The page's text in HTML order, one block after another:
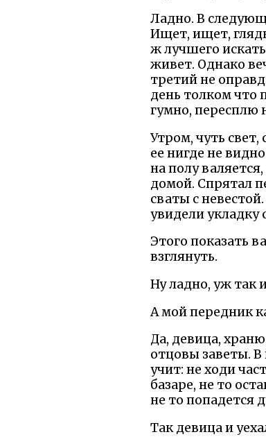
Ладно. В
Ищет, ищет,
ж лучшего
живет. Однако
третий не
день толком что
гумно, пересплю
Утром, чуть
ее нигде не
на полу
домой. Спрятал
сваты с
увидели
Этого показать
взглянуть.
Ну ладно, уж так
А мой передник
Да, девица,
отцовы заветы. В
учит: не ходи
базаре, не то
не то попадется
Так девица и